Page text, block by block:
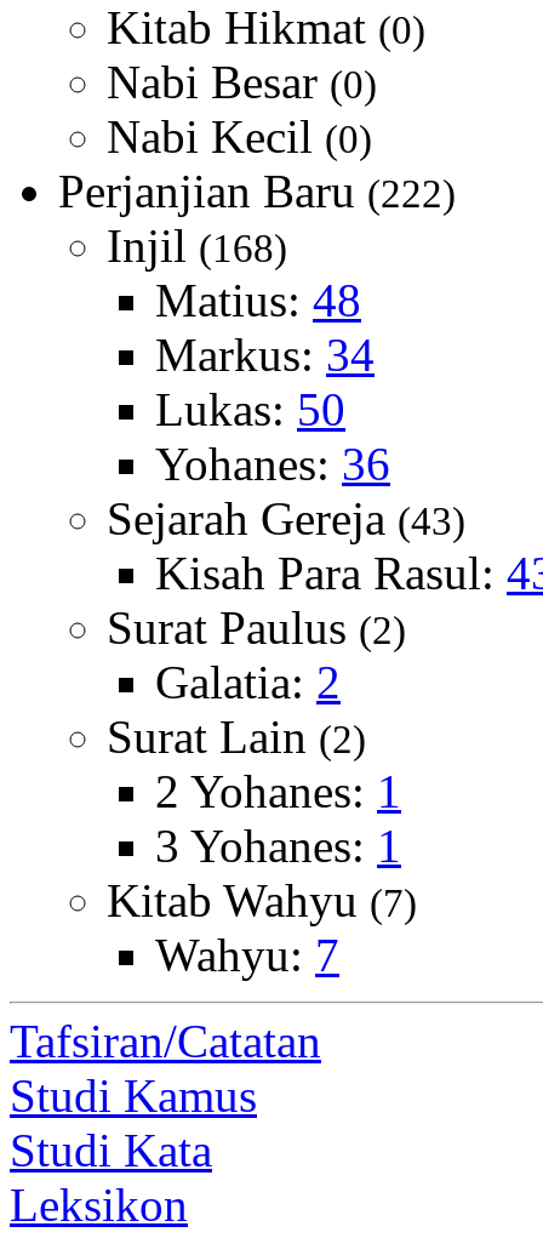
Kitab Hikmat (0)
Nabi Besar (0)
Nabi Kecil (0)
Perjanjian Baru (222)
Injil (168)
Matius: 48
Markus: 34
Lukas: 50
Yohanes: 36
Sejarah Gereja (43)
Kisah Para Rasul:
Surat Paulus (2)
Galatia: 2
Surat Lain (2)
2 Yohanes: 1
3 Yohanes: 1
Kitab Wahyu (7)
Wahyu: 7
Tafsiran/Catatan
Studi Kamus
Studi Kata
Leksikon